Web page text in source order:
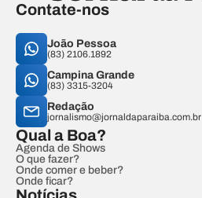
Contate-nos
João Pessoa
(83) 2106.1892
Campina Grande
(83) 3315-3204
Redação
jornalismo@jornaldaparaiba.com.br
Qual a Boa?
Agenda de Shows
O que fazer?
Onde comer e beber?
Onde ficar?